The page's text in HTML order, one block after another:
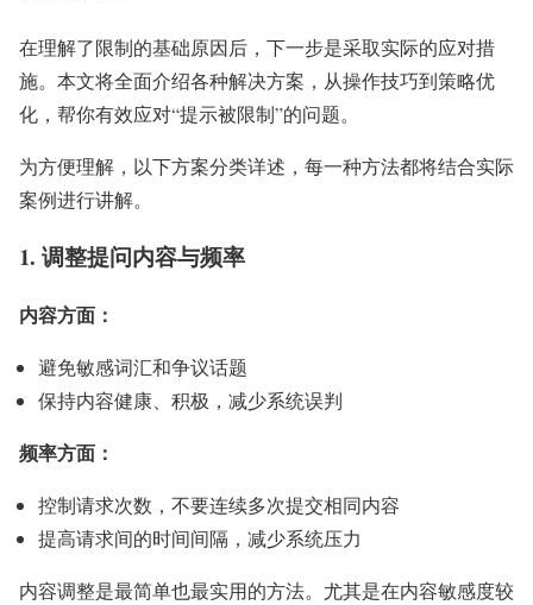
在理解了限制的基础原因后，下一步是采取实际的应对措
施。本文将全面介绍各种解决方案，从操作技巧到策略优
化，帮你有效应对“提示被限制”的问题。
为方便理解，以下方案分类详述，每一种方法都将结合实际
案例进行讲解。
1. 调整提问内容与频率
内容方面：
避免敏感词汇和争议话题
保持内容健康、积极，减少系统误判
频率方面：
控制请求次数，不要连续多次提交相同内容
提高请求间的时间间隔，减少系统压力
内容调整是最简单也最实用的方法。尤其是在内容敏感度较